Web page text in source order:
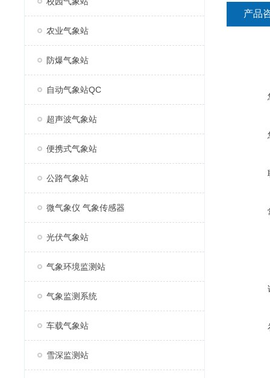
农业气象站
防爆气象站
自动气象站QC
超声波气象站
便携式气象站
公路气象站
微气象仪 气象传感器
光伏气象站
气象环境监测站
气象监测系统
车载气象站
雪深监测站
产品